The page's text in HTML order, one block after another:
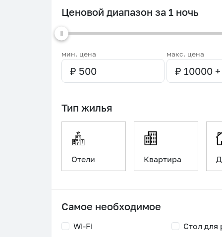
Ценовой диапазон за 1 ночь
мин. цена макс. цена
Тип жилья
Отели Квартира
Самое необходимое
Wi-Fi
Стол для